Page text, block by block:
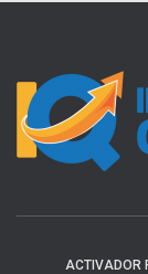
ACTIVADOR